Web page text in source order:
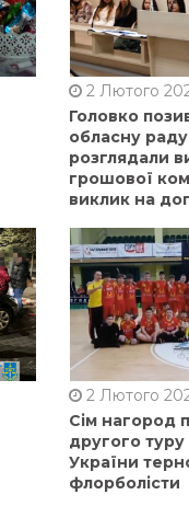
2 Лютого
Головко
обласну
розглядали
грошової
виклик на
2 Лютого
Сім нагород
другого
України
флорболісти